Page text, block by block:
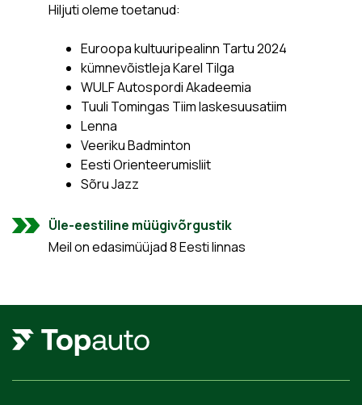
Hiljuti oleme toetanud:
Euroopa kultuuripealinn Tartu 2024
kümnevõistleja Karel Tilga
WULF Autospordi Akadeemia
Tuuli Tomingas Tiim laskesuusatiim
Lenna
Veeriku Badminton
Eesti Orienteerumisliit
Sõru Jazz
Üle-eestiline müügivõrgustik
Meil on edasimüüjad 8 Eesti linnas